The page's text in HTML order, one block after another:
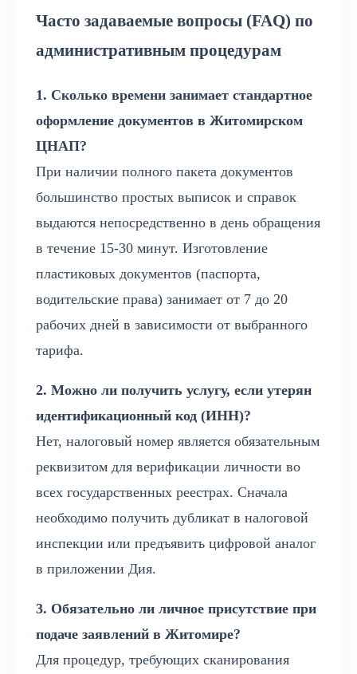
Часто задаваемые вопросы (FAQ) по
административным процедурам
1. Сколько времени занимает стандартное
оформление документов в Житомирском
ЦНАП?
При наличии полного пакета документов
большинство простых выписок и справок
выдаются непосредственно в день обращения
в течение 15-30 минут. Изготовление
пластиковых документов (паспорта,
водительские права) занимает от 7 до 20
рабочих дней в зависимости от выбранного
тарифа.
2. Можно ли получить услугу, если утерян
идентификационный код (ИНН)?
Нет, налоговый номер является обязательным
реквизитом для верификации личности во
всех государственных реестрах. Сначала
необходимо получить дубликат в налоговой
инспекции или предъявить цифровой аналог
в приложении Дия.
3. Обязательно ли личное присутствие при
подаче заявлений в Житомире?
Для процедур, требующих сканирования